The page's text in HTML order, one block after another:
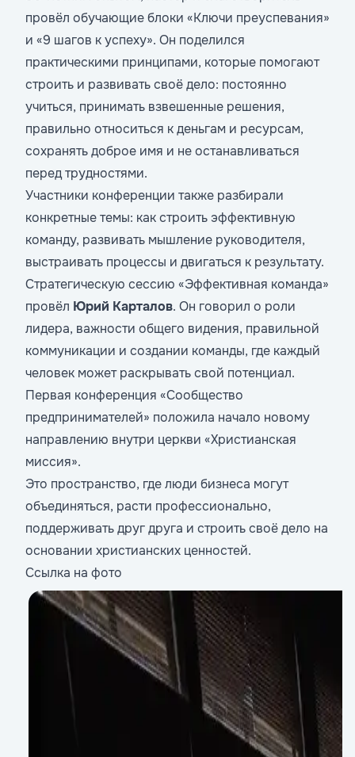
провёл обучающие блоки «Ключи преуспевания»
и «9 шагов к успеху». Он поделился
практическими принципами, которые помогают
строить и развивать своё дело: постоянно
учиться, принимать взвешенные решения,
правильно относиться к деньгам и ресурсам,
сохранять доброе имя и не останавливаться
перед трудностями.
Участники конференции также разбирали
конкретные темы: как строить эффективную
команду, развивать мышление руководителя,
выстраивать процессы и двигаться к результату.
Стратегическую сессию «Эффективная команда»
провёл Юрий Карталов. Он говорил о роли
лидера, важности общего видения, правильной
коммуникации и создании команды, где каждый
человек может раскрывать свой потенциал.
Первая конференция «Сообщество
предпринимателей» положила начало новому
направлению внутри церкви «Христианская
миссия».
Это пространство, где люди бизнеса могут
объединяться, расти профессионально,
поддерживать друг друга и строить своё дело на
основании христианских ценностей.
Ссылка на фото